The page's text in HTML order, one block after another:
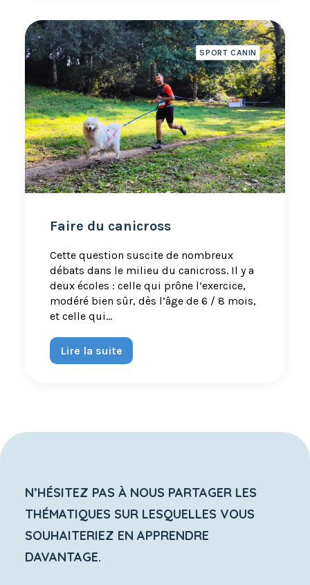
SPORT CANIN
Faire du canicross
Cette question suscite de nombreux
débats dans le milieu du canicross. Il y a
deux écoles : celle qui prône l’exercice,
modéré bien sûr, dès l’âge de 6 / 8 mois,
et celle qui…
Lire la suite
N’HÉSITEZ PAS À NOUS PARTAGER LES
THÉMATIQUES SUR LESQUELLES VOUS
SOUHAITERIEZ EN APPRENDRE
DAVANTAGE.